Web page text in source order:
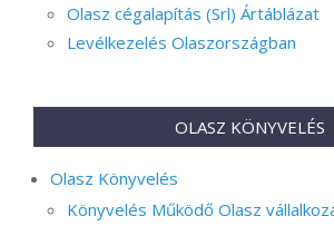
Olasz cégalapítás (Srl) Ártáblázat
Levélkezelés Olaszországban
OLASZ KÖNYVELÉS
Olasz Könyvelés
Könyvelés Működő Olasz